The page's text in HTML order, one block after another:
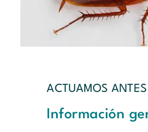
ACTUAMOS
Información